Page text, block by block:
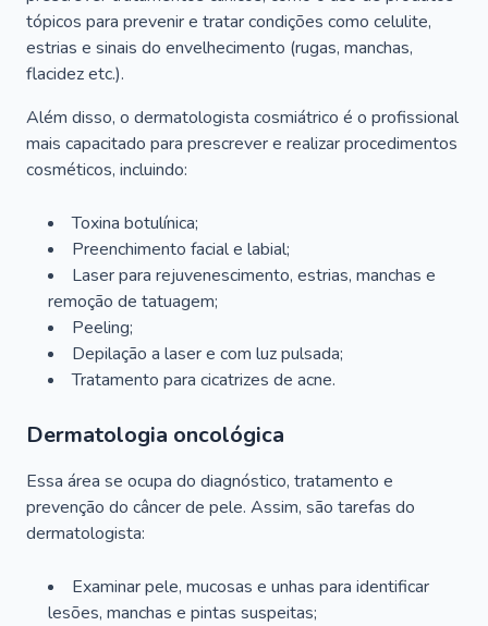
tópicos para prevenir e tratar condições como celulite,
estrias e sinais do envelhecimento (rugas, manchas,
flacidez etc.).
Além disso, o dermatologista cosmiátrico é o profissional
mais capacitado para prescrever e realizar procedimentos
cosméticos, incluindo:
Toxina botulínica;
Preenchimento facial e labial;
Laser para rejuvenescimento, estrias, manchas e
remoção de tatuagem;
Peeling;
Depilação a laser e com luz pulsada;
Tratamento para cicatrizes de acne.
Dermatologia oncológica
Essa área se ocupa do diagnóstico, tratamento e
prevenção do câncer de pele. Assim, são tarefas do
dermatologista:
Examinar pele, mucosas e unhas para identificar
lesões, manchas e pintas suspeitas;